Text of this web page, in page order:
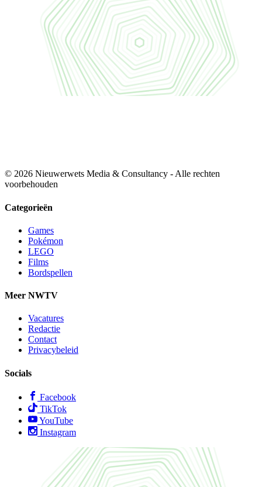
© 2026 Nieuwerwets Media & Consultancy - Alle rechten
voorbehouden
Categorieën
Games
Pokémon
LEGO
Films
Bordspellen
Meer NWTV
Vacatures
Redactie
Contact
Privacybeleid
Socials
Facebook
TikTok
YouTube
Instagram